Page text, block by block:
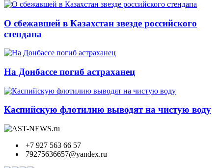
О сбежавшей в Казахстан звезде российского
стендапа
На Донбассе погиб астраханец
Каспийскую флотилию выводят на чистую воду
+7 927 563 66 57
79275636657@yandex.ru